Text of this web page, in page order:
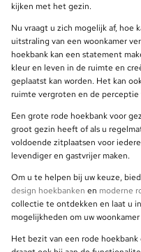
kijken met het gezin.
Nu vraagt u zich mogelijk af, hoe
uitstraling van een woonkamer
hoekbank kan een statement
kleur en leven in de ruimte en
geplaatst kan worden. Het kan
ruimte vergroten en de perceptie
Een grote rode hoekbank voor
groot gezin heeft of als u
voldoende zitplaatsen voor
levendiger en gastvrijer maken.
Om u te helpen bij uw keuze,
design hoekbanken en moderne
collectie te ontdekken en laat u
mogelijkheden om uw
Het bezit van een rode